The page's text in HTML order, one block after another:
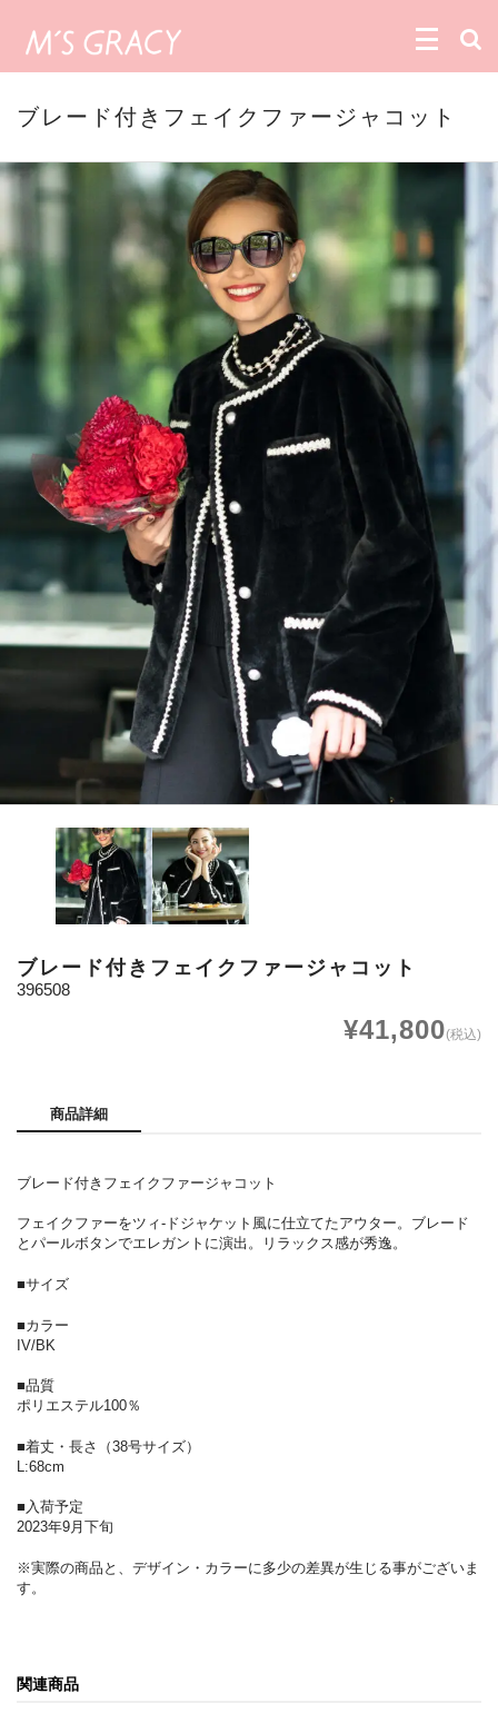
ブレード付きフェイクファージャコット
ブレード付きフェイクファージャコット
396508
¥41,800(税込)
商品詳細
ブレード付きフェイクファージャコット
フェイクファーをツィ-ドジャケット風に仕立てたアウター。ブレード
とパールボタンでエレガントに演出。リラックス感が秀逸。
■サイズ
■カラー
IV/BK
■品質
ポリエステル100％
■着丈・長さ（38号サイズ）
L:68cm
■入荷予定
2023年9月下旬
※実際の商品と、デザイン・カラーに多少の差異が生じる事がございま
す。
関連商品